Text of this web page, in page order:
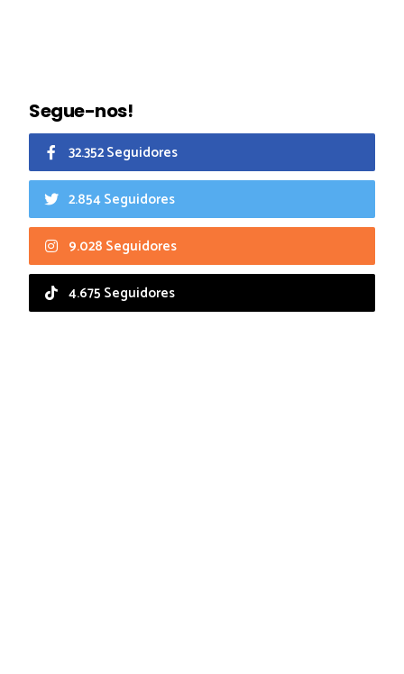
Segue-nos!
32.352 Seguidores
2.854 Seguidores
9.028 Seguidores
4.675 Seguidores